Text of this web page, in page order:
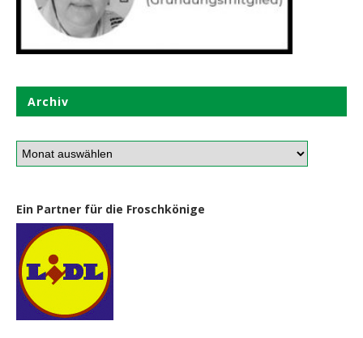
Archiv
Ein Partner für die Froschkönige